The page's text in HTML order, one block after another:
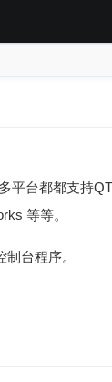
台都都支持
等等。
台程序。